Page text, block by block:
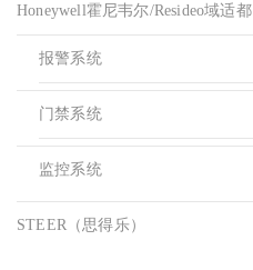
Honeywell霍尼韦尔/resideo域适都
报警系统
门禁系统
监控系统
STEER（思得乐）